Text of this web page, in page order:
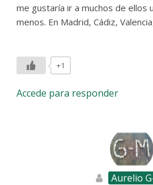
me gustaría ir a muchos de ellos
menos. En Madrid, Cádiz,
+1
Accede para responder
Aurelio